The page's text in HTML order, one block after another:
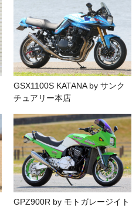
GSX1100S KATANA by サンク
チュアリー本店
GPZ900R by モトガレージイト